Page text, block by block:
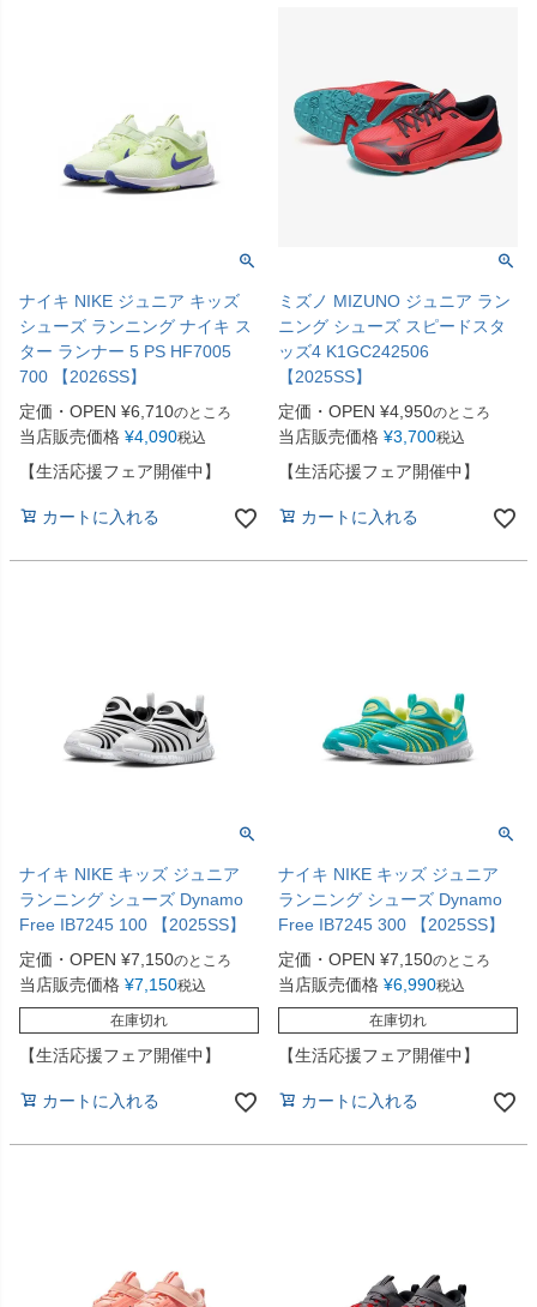
ナイキ NIKE ジュニア キッズ
シューズ ランニング ナイキ ス
ター ランナー 5 PS HF7005
700 【2026SS】
定価・OPEN ¥6,710のところ
当店販売価格 ¥4,090税込
【生活応援フェア開催中】
カートに入れる
ミズノ MIZUNO ジュニア ラン
ニング シューズ スピードスタ
ッズ4 K1GC242506
【2025SS】
定価・OPEN ¥4,950のところ
当店販売価格 ¥3,700税込
【生活応援フェア開催中】
カートに入れる
ナイキ NIKE キッズ ジュニア
ランニング シューズ Dynamo
Free IB7245 100 【2025SS】
定価・OPEN ¥7,150のところ
当店販売価格 ¥7,150税込
在庫切れ
【生活応援フェア開催中】
カートに入れる
ナイキ NIKE キッズ ジュニア
ランニング シューズ Dynamo
Free IB7245 300 【2025SS】
定価・OPEN ¥7,150のところ
当店販売価格 ¥6,990税込
在庫切れ
【生活応援フェア開催中】
カートに入れる